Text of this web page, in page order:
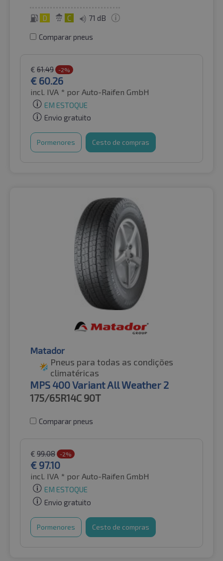
D C 71 dB
Comparar pneus
€ 61.49 -2%
€ 60.26
incl. IVA * por Auto-Raifen GmbH
EM ESTOQUE
Envio gratuito
Pormenores Cesto de compras
Matador
Pneus para todas as condições
climatéricas
MPS 400 Variant All Weather 2
175/65R14C 90T
Comparar pneus
€ 99.08 -2%
€ 97.10
incl. IVA * por Auto-Raifen GmbH
EM ESTOQUE
Envio gratuito
Pormenores Cesto de compras